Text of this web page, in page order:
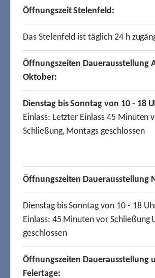
Öffnungszeit Stelenfeld:
Das Stelenfeld ist täglich 24 h
Öffnungszeiten Dauerausstellung
Oktober:
Dienstag bis Sonntag von 10 - 18
Einlass: Letzter Einlass 45 Minuten
Schließung, Montags geschlossen
Öffnungszeiten Dauerausstellung
Dienstag bis Sonntag von 10 - 18
Einlass: 45 Minuten vor Schließung
geschlossen
Öffnungszeiten Dauerausstellung
Feiertage: